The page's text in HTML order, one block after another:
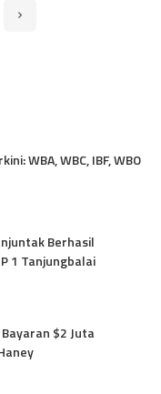
WBA, WBC, IBF, WBO
Berhasil
1 Tanjungbalai
$2 Juta